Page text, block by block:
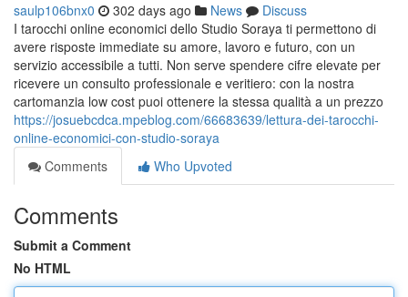
saulp106bnx0 302 days ago News
Discuss
I tarocchi online economici dello Studio Soraya ti permettono di
avere risposte immediate su amore, lavoro e futuro, con un
servizio accessibile a tutti. Non serve spendere cifre elevate per
ricevere un consulto professionale e veritiero: con la nostra
cartomanzia low cost puoi ottenere la stessa qualità a un prezzo
https://josuebcdca.mpeblog.com/66683639/lettura-dei-tarocchi-
online-economici-con-studio-soraya
Comments
Who Upvoted
Comments
Submit a Comment
No HTML